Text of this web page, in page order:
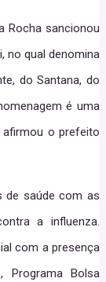
Rocha sancionou
no qual denomina
do Santana, do
é uma
afirmou o prefeito
de saúde com as
a influenza.
com a presença
Programa Bolsa